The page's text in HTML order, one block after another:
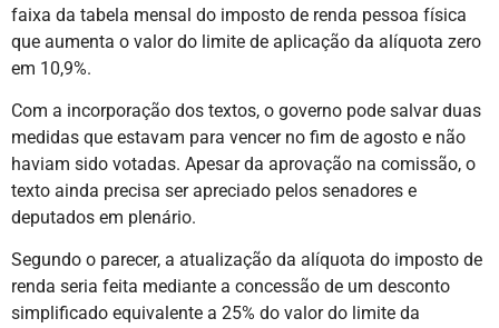
faixa da tabela mensal do imposto de renda pessoa física
que aumenta o valor do limite de aplicação da alíquota zero
em 10,9%.
Com a incorporação dos textos, o governo pode salvar duas
medidas que estavam para vencer no fim de agosto e não
haviam sido votadas. Apesar da aprovação na comissão, o
texto ainda precisa ser apreciado pelos senadores e
deputados em plenário.
Segundo o parecer, a atualização da alíquota do imposto de
renda seria feita mediante a concessão de um desconto
simplificado equivalente a 25% do valor do limite da